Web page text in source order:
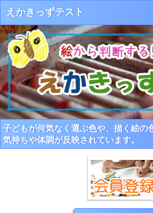
えかきっずテスト
子どもが何気なく選ぶ色や、描く絵の
気持ちや体調が反映されています。